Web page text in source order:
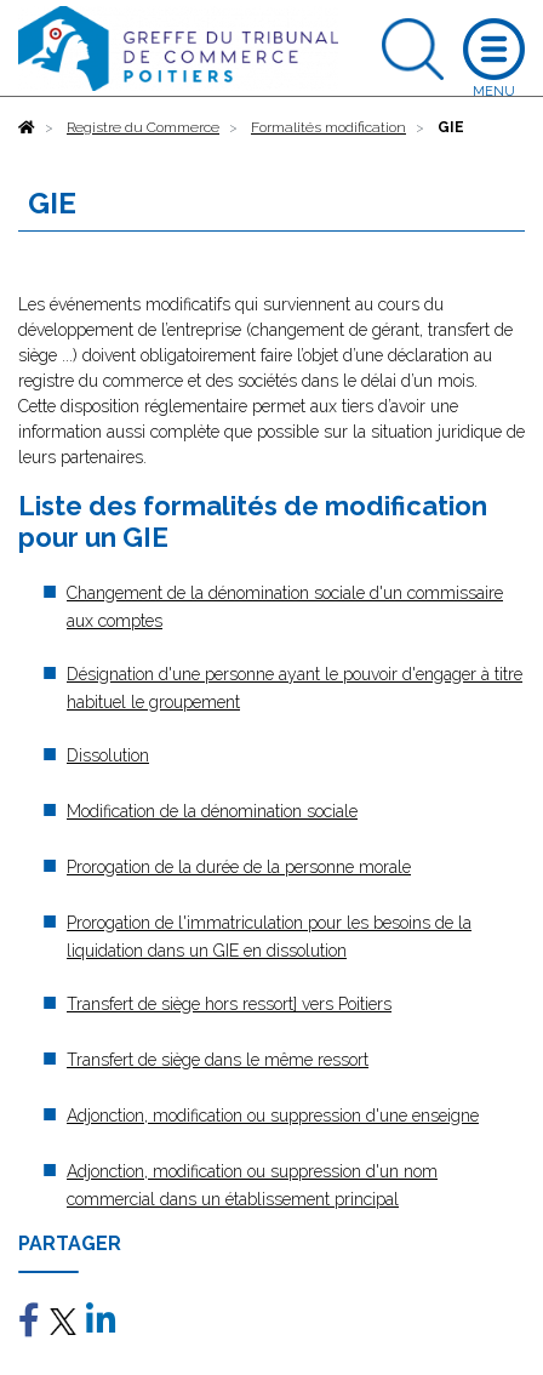
AccueilRegistre du Commerce Formalités modification GIE
GIE
Les événements modificatifs qui surviennent au cours du
développement de l’entreprise (changement de gérant, transfert de
siège ...) doivent obligatoirement faire l’objet d’une déclaration au
registre du commerce et des sociétés dans le délai d’un mois.
Cette disposition réglementaire permet aux tiers d’avoir une
information aussi complète que possible sur la situation juridique de
leurs partenaires.
Liste des formalités de modification
pour un GIE
Changement de la dénomination sociale d'un commissaire
aux comptes
Désignation d'une personne ayant le pouvoir d'engager à titre
habituel le groupement
Dissolution
Modification de la dénomination sociale
Prorogation de la durée de la personne morale
Prorogation de l'immatriculation pour les besoins de la
liquidation dans un GIE en dissolution
Transfert de siège hors ressort] vers Poitiers
Transfert de siège dans le même ressort
Adjonction, modification ou suppression d'une enseigne
Adjonction, modification ou suppression d'un nom
commercial dans un établissement principal
PARTAGER